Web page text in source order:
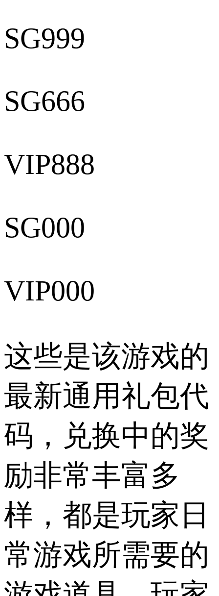
SG999
SG666
VIP888
SG000
VIP000
这些是该游戏的
最新通用礼包代
码，兑换中的奖
励非常丰富多
样，都是玩家日
常游戏所需要的